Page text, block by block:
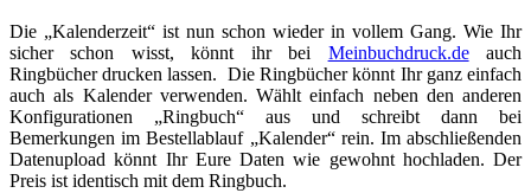
Die „Kalenderzeit“ ist nun schon wieder in vollem Gang. Wie Ihr
sicher schon wisst, könnt ihr bei Meinbuchdruck.deauch
Ringbücher drucken lassen. Die Ringbücher könnt Ihr ganz einfach
auch als Kalender verwenden. Wählt einfach neben den anderen
Konfigurationen „Ringbuch“ aus und schreibt dann bei
Bemerkungen im Bestellablauf „Kalender“ rein. Im abschließenden
Datenupload könnt Ihr Eure Daten wie gewohnt hochladen. Der
Preis ist identisch mit dem Ringbuch.